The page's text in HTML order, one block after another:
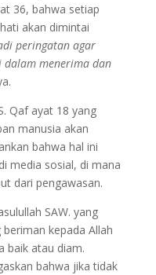
36, bahwa setiap
akan dimintai
peringatan agar
menerima dan
Qaf ayat 18 yang
manusia akan
bahwa hal ini
media sosial, di mana
dari pengawasan.
SAW. yang
kepada Allah
baik atau diam.
bahwa jika tidak